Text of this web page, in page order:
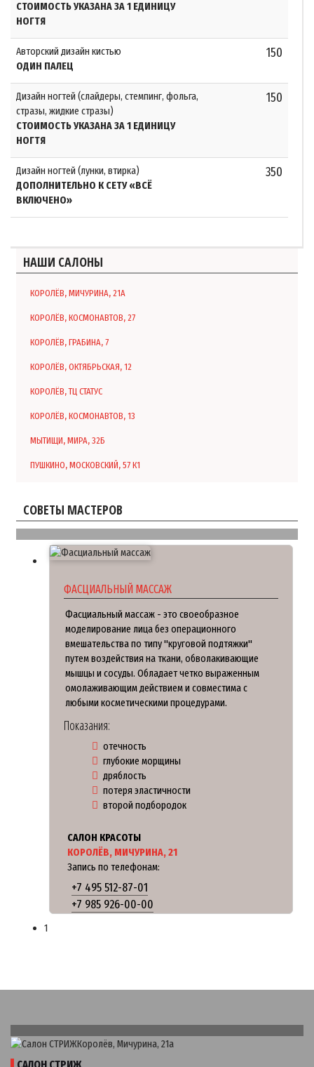
СТОИМОСТЬ УКАЗАНА ЗА 1 ЕДИНИЦУ
НОГТЯ
Авторский дизайн кистью
ОДИН ПАЛЕЦ
150
Дизайн ногтей (слайдеры, стемпинг, фольга,
стразы, жидкие стразы)
СТОИМОСТЬ УКАЗАНА ЗА 1 ЕДИНИЦУ
НОГТЯ
150
Дизайн ногтей (лунки, втирка)
ДОПОЛНИТЕЛЬНО К СЕТУ «ВСЁ
ВКЛЮЧЕНО»
350
НАШИ САЛОНЫ
КОРОЛЁВ, МИЧУРИНА, 21А
КОРОЛЁВ, КОСМОНАВТОВ, 27
КОРОЛЁВ, ГРАБИНА, 7
КОРОЛЁВ, ОКТЯБРЬСКАЯ, 12
КОРОЛЁВ, ТЦ СТАТУС
КОРОЛЁВ, КОСМОНАВТОВ, 13
МЫТИЩИ, МИРА, 32Б
ПУШКИНО, МОСКОВСКИЙ, 57 К1
СОВЕТЫ МАСТЕРОВ
ФАСЦИАЛЬНЫЙ МАССАЖ
Фасциальный массаж - это своеобразное
моделирование лица без операционного
вмешательства по типу "круговой подтяжки"
путем воздействия на ткани, обволакивающие
мышцы и сосуды. Обладает четко выраженным
омолаживающим действием и совместима с
любыми косметическими процедурами.
Показания:
отечность
глубокие морщины
дряблость
потеря эластичности
второй подбородок
САЛОН КРАСОТЫ
КОРОЛЁВ, МИЧУРИНА, 21
Запись по телефонам:
+7 495 512-87-01
+7 985 926-00-00
1
САЛОН СТРИЖ